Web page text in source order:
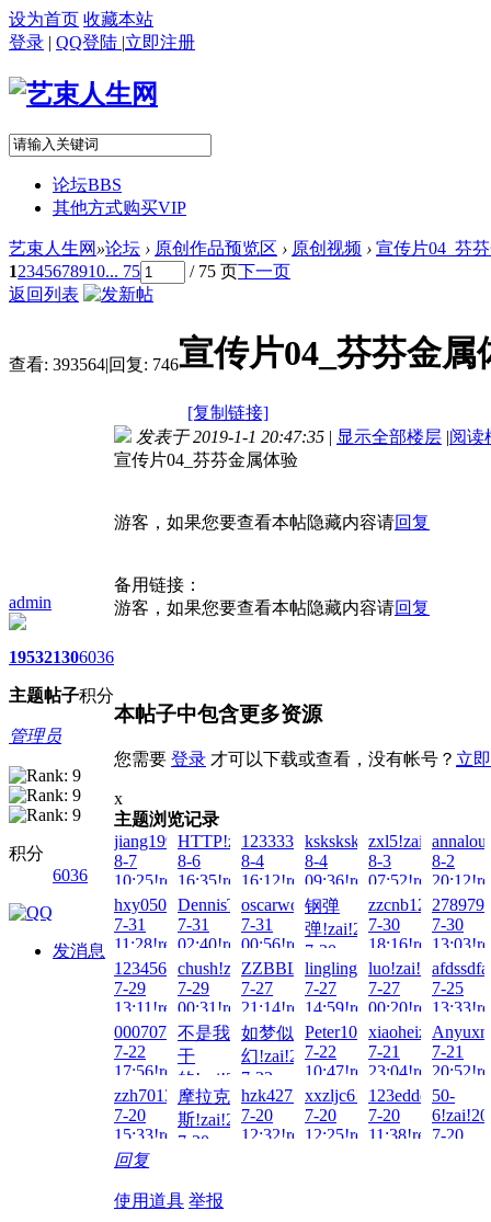
设为首页 收藏本站
登录 | QQ登陆 |立即注册
论坛BBS
其他方式购买VIP
艺束人生网 »论坛 › 原创作品预览区 › 原创视频 › 宣传片04_芬
12345678910... 75 / 75 页下一页
返回列表
查看: 393564|回复: 746宣传片04_芬芬金属
[复制链接]
admin
1953
主题
2130
帖子
6036
积分
管理员
积分
6036
发消息
发表于 2019-1-1 20:47:35 | 显示全部楼层 |阅读
宣传片04_芬芬金属体验
游客，如果您要查看本帖隐藏内容请回复
备用链接：
游客，如果您要查看本帖隐藏内容请回复
本帖子中包含更多资源
您需要 登录 才可以下载或查看，没有帐号？ 立
x
主题浏览记录
jiang1992!zai!2026-
8-7
10:25!read!
HTTP!zai!2026-
8-6
16:35!read!
1233331!zai!2026-
8-4
16:12!read!
ksksksksks!zai!2026-
8-4
09:36!read!
zxl5!zai!2026-
8-3
07:52!read!
8-2
hxy050923!zai!2026-
7-31
11:28!read!
DennisTrogs!zai!2026-
7-31
02:40!read!
oscarwong2021!zai!2026-
7-31
00:56!read!
钢弹
弹!zai!2026-
7-30
21:20!read!
7-30
18:16!read!
7-30
123456Q!zai!2026-
7-29
13:11!read!
chush!zai!2026-
7-29
00:31!read!
ZZBBLL!zai!2026-
7-27
21:14!read!
lingling!zai!2026-
7-27
14:59!read!
luo!zai!2026-
7-27
00:20!read!
7-25
0007070707070!zai!2026-
7-22
17:56!read!
不是我
干
的!zai!2026-
7-22
15:11!read!
如梦似
幻!zai!2026-
7-22
15:06!read!
Peter100713!zai!2026-
7-22
10:47!read!
7-21
23:04!read!
7-21
zzh701318!zai!2026-
7-20
15:33!read!
摩拉克
斯!zai!2026-
7-20
hzk427!zai!2026-
7-20
12:32!read!
xxzljc6!zai!2026-
7-20
12:25!read!
7-20
11:38!read!
50-
7-20
回复
使用道具 举报